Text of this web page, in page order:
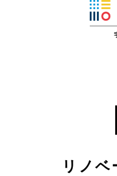
リノ